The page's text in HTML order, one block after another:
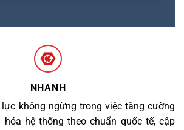
NHANH
không ngừng trong việc tăng cường
hóa hệ thống theo chuẩn quốc tế, cập